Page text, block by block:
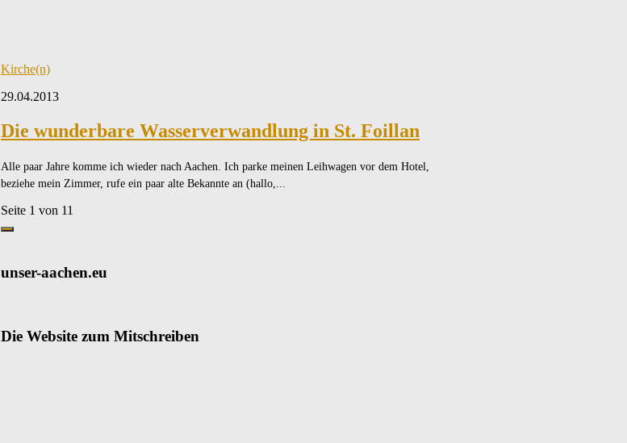
Kirche(n)
29.04.2013
Die wunderbare Wasserverwandlung in St. Foillan
Alle paar Jahre komme ich wieder nach Aachen. Ich parke meinen Leihwagen vor dem Hotel,
beziehe mein Zimmer, rufe ein paar alte Bekannte an (hallo,...
Seite 1 von 11
unser-aachen.eu
Die Website zum Mitschreiben